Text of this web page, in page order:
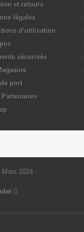
et retours
légales
d'utilisation
sécurisés
port
Partenaires
Mars 2024 :